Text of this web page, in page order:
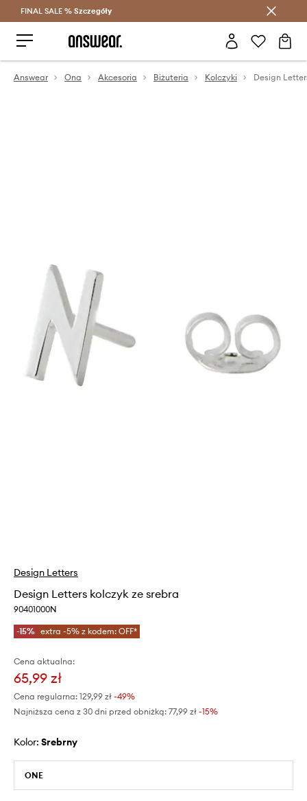
Oszczędzaj z Answear Club >
FINAL SALE % Szczegóły
Answear Ona Akcesoria Biżuteria Kolczyki Design
Design Letters
Design Letters kolczyk ze srebra
90401000N
-15% extra -5% z kodem: OFF*
Cena aktualna:
65,99 zł
Cena regularna: 129,99 zł -49%
Najniższa cena z 30 dni przed obniżką: 77,99 zł -15%
Kolor: srebrny
ONE